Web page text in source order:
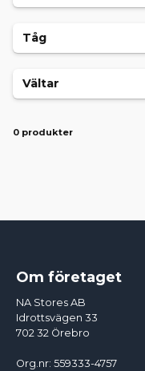
Tåg
Vältar
0 produkter
Om företaget
NA Stores AB
Idrottsvägen 33
702 32 Örebro
Org.nr: 559333-4757